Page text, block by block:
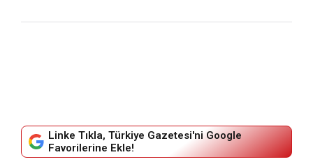
Linke Tıkla, Türkiye Gazetesi'ni Google
Favorilerine Ekle!